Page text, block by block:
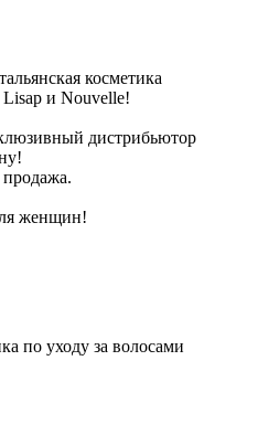
косметика
Lisap и Nouvelle!
дистрибьютор
женщин!
по уходу за волосами